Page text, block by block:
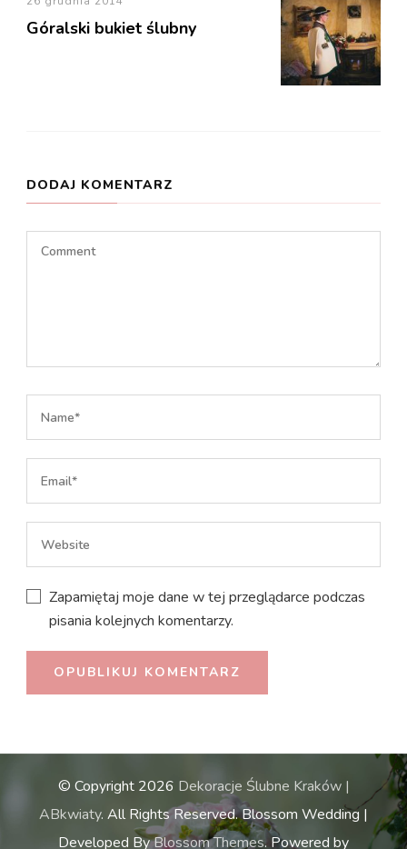
Góralski bukiet ślubny
DODAJ KOMENTARZ
Zapamiętaj moje dane w tej przeglądarce podczas
pisania kolejnych komentarzy.
© Copyright 2026 Dekoracje Ślubne Kraków |
ABkwiaty. All Rights Reserved.Blossom Wedding |
Developed ByBlossom Themes. Powered by